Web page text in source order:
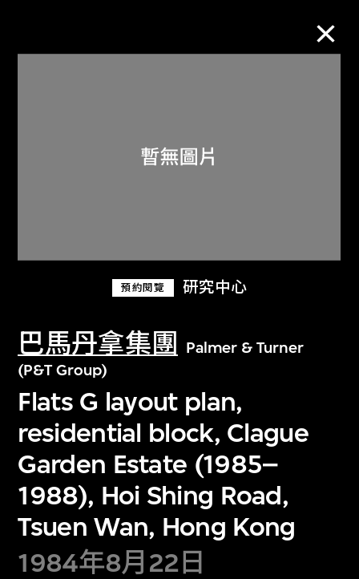
預約閱覽 研究中心
巴馬丹拿集團
Palmer & Turner
(P&T Group)
Flats G layout plan,
residential block, Clague
Garden Estate (1985–
1988), Hoi Shing Road,
Tsuen Wan, Hong Kong
1984年8月22日
關於M+藏品
探索世界頂級的二十及二十一世紀視覺
文化藏品。